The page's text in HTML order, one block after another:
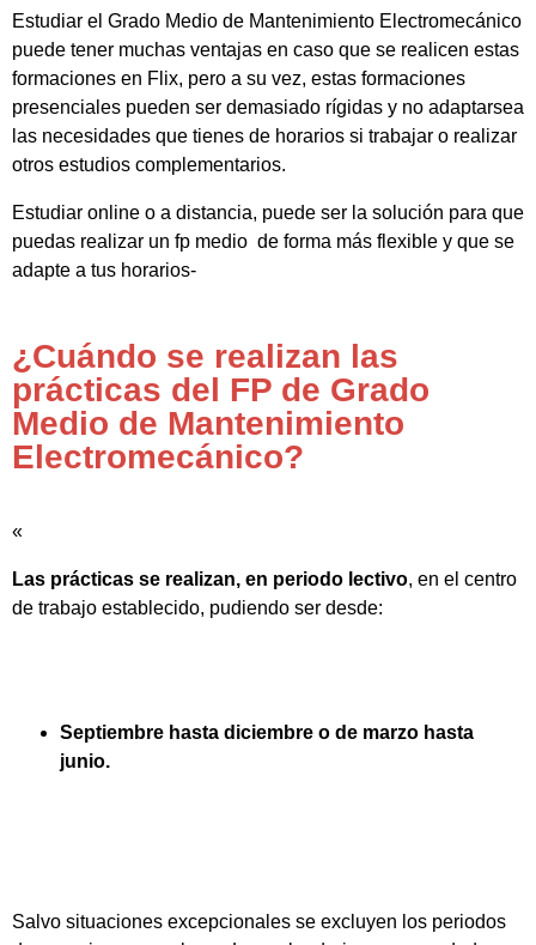
Estudiar el Grado Medio de Mantenimiento Electromecánico
puede tener muchas ventajas en caso que se realicen estas
formaciones en Flix, pero a su vez, estas formaciones
presenciales pueden ser demasiado rígidas y no adaptarsea
las necesidades que tienes de horarios si trabajar o realizar
otros estudios complementarios.
Estudiar online o a distancia, puede ser la solución para que
puedas realizar un fp medio de forma más flexible y que se
adapte a tus horarios-
¿Cuándo se realizan las
prácticas del FP de Grado
Medio de Mantenimiento
Electromecánico?
«
Las prácticas se realizan, en periodo lectivo, en el centro
de trabajo establecido, pudiendo ser desde:
Septiembre hasta diciembre o de marzo hasta
junio.
Salvo situaciones excepcionales se excluyen los periodos